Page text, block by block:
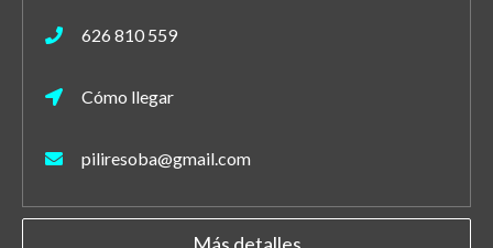
626 810 559
Cómo llegar
piliresoba@gmail.com